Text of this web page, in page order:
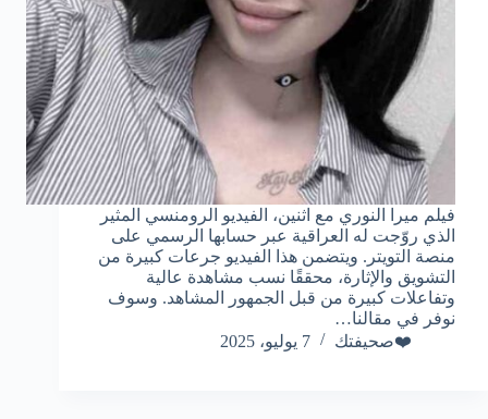
فيلم ميرا النوري مع اثنين، الفيديو الرومنسي المثير
الذي روّجت له العراقية عبر حسابها الرسمي على
منصة التويتر. ويتضمن هذا الفيديو جرعات كبيرة من
التشويق والإثارة، محققًا نسب مشاهدة عالية
وتفاعلات كبيرة من قبل الجمهور المشاهد. وسوف
نوفر في مقالنا…
❤️صحيفتك
7 يوليو، 2025